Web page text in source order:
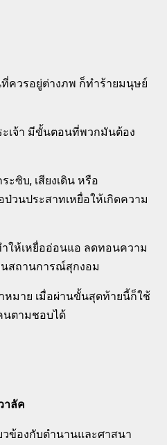
ควรอยู่ต่างภพ ก็ทำร้ายมนุษย์
ะเจ้า มีขั้นตอนที่พวกมันต้อง
ะซิบ, เสียงเดิน หรือ
วนประสาทเหยื่อให้เกิดความ
ำให้เหยื่ออ่อนแอ ลดทอนความ
สถานการณ์สุกงอม
หมาย เมื่อผ่านขั้นสุดท้ายนี้ก็ใช้
นตามชอบได้
าลัค
วข้องกับตำนานและศาสนา